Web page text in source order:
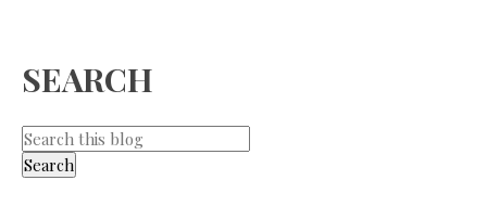
SEARCH